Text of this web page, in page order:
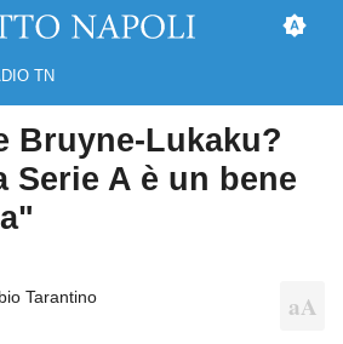
TN
Bruyne-Lukaku?
Serie A è un bene
Tarantino